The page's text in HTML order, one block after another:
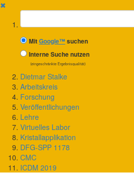
✖
Suchbegriff
MitGoogle™suchen
Interne Suche nutzen
(eingeschränkte Ergebnisqualität)
Dietmar Stalke
Arbeitskreis
Forschung
Veröffentlichungen
Lehre
Virtuelles Labor
Kristallapplikation
DFG-SPP 1178
CMC
ICDM 2019